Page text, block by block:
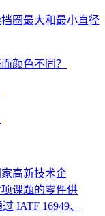
圈最大和最小直径
颜色不同？
高新技术企
课题的零件供
IATF 16949、